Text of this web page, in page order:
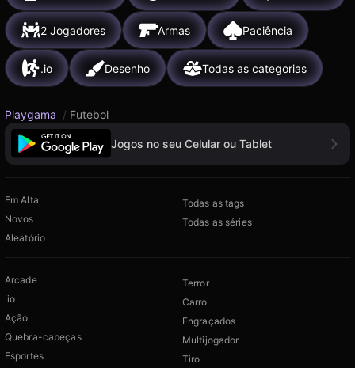
2 Jogadores Armas Paciência
.io Desenho Todas as categorias
Playgama / Futebol
Jogos no seu Celular ou Tablet
Em Alta
Novos
Aleatório
Todas as tags
Todas as séries
Arcade
.io
Ação
Quebra-cabeças
Esportes
Terror
Carro
Engraçados
Multijogador
Tiro